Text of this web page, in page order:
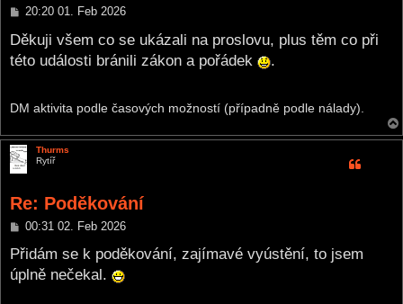
P
s
20:20 01. Feb 2026
Děkuji všem co se ukázali na proslovu, plus těm co při
této události bránili zákon a pořádek
.
DM aktivita podle časových možností (případně podle nálady).
Thurms
Rytíř
Re: Poděkování
P
s
00:31 02. Feb 2026
Přidám se k poděkování, zajímavé vyústění, to jsem
úplně nečekal.